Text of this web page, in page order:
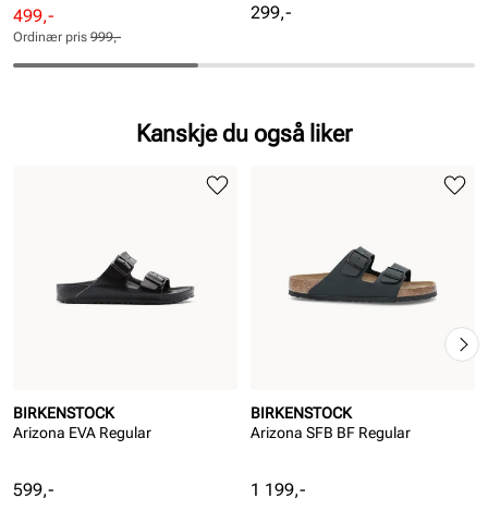
Rabattert
pris
Pris
499,-
Ordinær
pris
Pris
Ordinær pris 999,-
Pris
299,-
Kanskje du også liker
BIRKENSTOCK
Arizona EVA Regular
Pris
599,-
BIRKENSTOCK
Arizona SFB BF Regular
Pris
1 199,-